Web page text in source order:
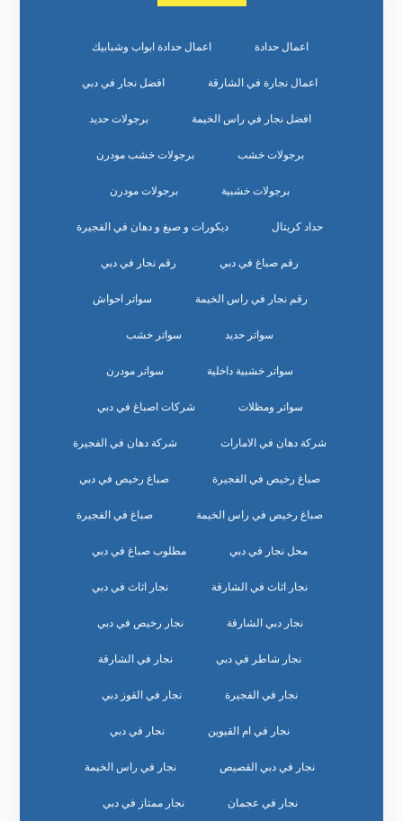
اعمال حدادة اعمال حدادة ابواب وشبابيك
اعمال نجارة في الشارقة افضل نجار في دبي
افضل نجار في راس الخيمة برجولات حديد
برجولات خشب برجولات خشب مودرن
برجولات خشبية برجولات مودرن
حداد كريتال ديكورات و صبغ و دهان في الفجيرة
رقم صباغ في دبي رقم نجار في دبي
رقم نجار في راس الخيمة سواتر احواش
سواتر حديد سواتر خشب
سواتر خشبية داخلية سواتر مودرن
سواتر ومظلات شركات اصباغ في دبي
شركة دهان في الامارات شركة دهان في الفجيرة
صباغ رخيص في الفجيرة صباغ رخيص في دبي
صباغ رخيص في راس الخيمة صباغ في الفجيرة
محل نجار في دبي مطلوب صباغ في دبي
نجار اثاث في الشارقة نجار اثاث في دبي
نجار دبي الشارقة نجار رخيص في دبي
نجار شاطر في دبي نجار في الشارقة
نجار في الفجيرة نجار في القوز دبي
نجار في ام القيوين نجار في دبي
نجار في دبي القصيص نجار في راس الخيمة
نجار في عجمان نجار ممتاز في دبي